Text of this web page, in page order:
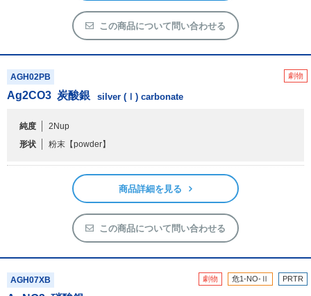
この商品について問い合わせる
劇物
AGH02PB
Ag2CO3 炭酸銀 silver (Ⅰ) carbonate
純度
2Nup
形状
粉末 【powder】
商品詳細を見る
この商品について問い合わせる
劇物 危1-NO-Ⅱ PRTR
AGH07XB